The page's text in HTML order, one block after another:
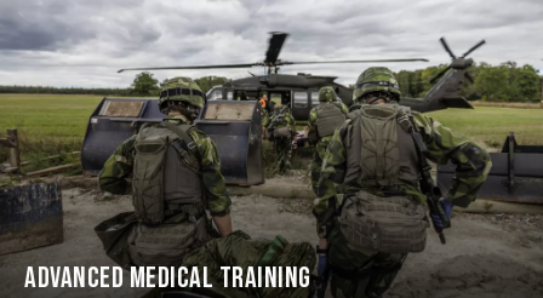
ADVANCED MEDICAL TRAINING